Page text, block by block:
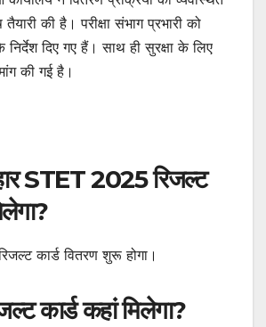
की है। परीक्षा संभाग प्रभारी को
दिए गए हैं। साथ ही सुरक्षा के लिए
की गई है।
STET 2025 रिजल्ट
कार्ड वितरण शुरू होगा।
कार्ड कहां मिलेगा?